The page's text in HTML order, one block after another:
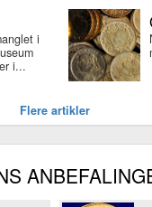
i
i...
Flere artikler